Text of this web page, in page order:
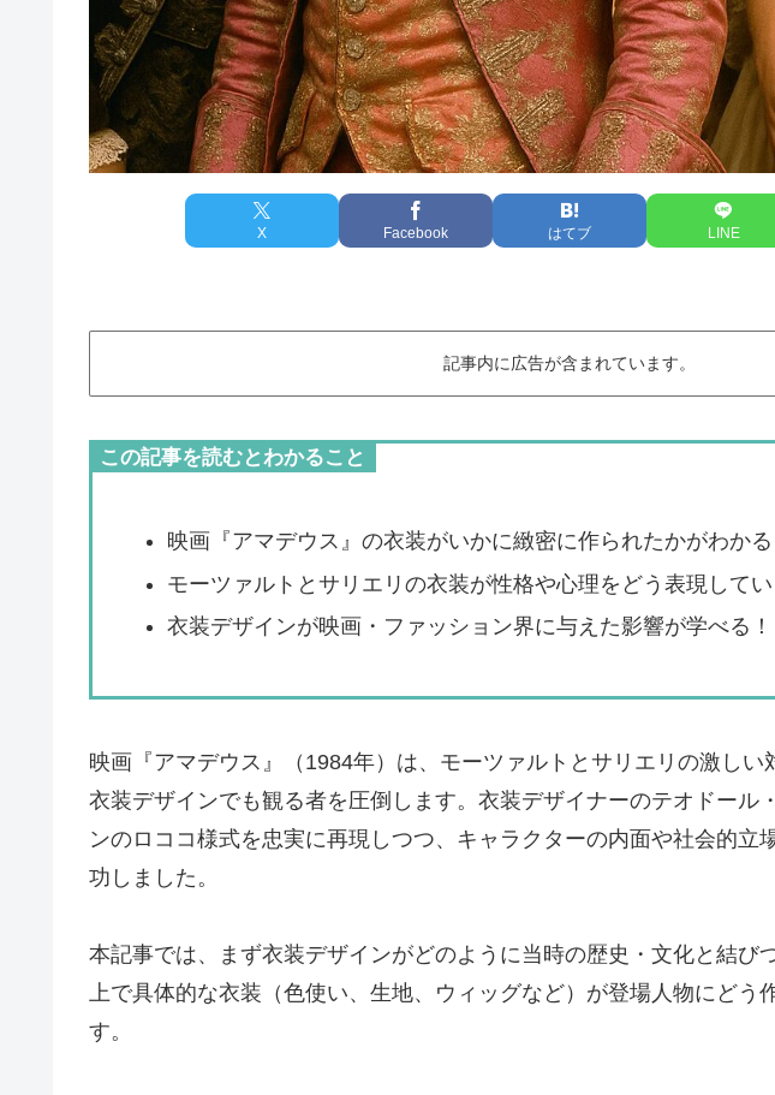
X Facebook はてブ LINE
記事内に広告が含まれています。
この記事を読むとわかること
映画『アマデウス』の衣装がいかに緻密に作られたかがわかる
モーツァルトとサリエリの衣装が性格や心理をどう表現してい
衣装デザインが映画・ファッション界に与えた影響が学べる！
映画『アマデウス』（1984年）は、モーツァルトとサリエリの激しい
衣装デザインでも観る者を圧倒します。衣装デザイナーのテオドール
ンのロココ様式を忠実に再現しつつ、キャラクターの内面や社会的立
功しました。
本記事では、まず衣装デザインがどのように当時の歴史・文化と結び
上で具体的な衣装（色使い、生地、ウィッグなど）が登場人物にどう
す。